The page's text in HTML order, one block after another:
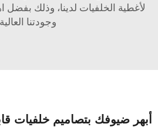
لأغطية الخلفيات لدينا، وذلك بفضل
وجودتنا العالية.
ضيوفك بتصاميم خلفيات